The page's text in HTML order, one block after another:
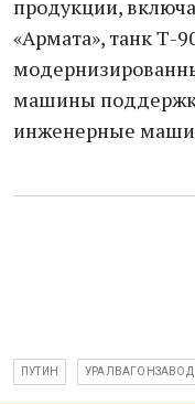
продукции,
«Армата», танк Т-
машины
инженерные
ПУТИН УРАЛВАГОНЗАВОД